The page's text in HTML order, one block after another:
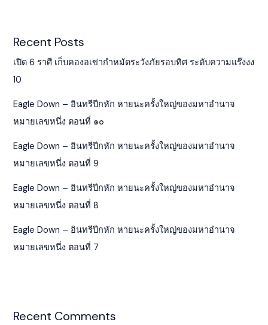
Recent Posts
เปิด 6 ราศี เก็บคองอเข่ากำหมัดระวังภัยรอบทิศ ระดับความแร๊งงง
10
Eagle Down – อินทรีปีกหัก หายนะครั้งใหญ่ของมหาอำนาจ
หมายเลขหนึ่ง ตอนที่ ๑๐
Eagle Down – อินทรีปีกหัก หายนะครั้งใหญ่ของมหาอำนาจ
หมายเลขหนึ่ง ตอนที่ 9
Eagle Down – อินทรีปีกหัก หายนะครั้งใหญ่ของมหาอำนาจ
หมายเลขหนึ่ง ตอนที่ 8
Eagle Down – อินทรีปีกหัก หายนะครั้งใหญ่ของมหาอำนาจ
หมายเลขหนึ่ง ตอนที่ 7
Recent Comments